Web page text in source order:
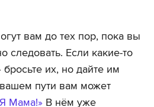
вам до тех пор, пока вы
следовать. Если какие-то
их, но дайте им
пути вам может
Мама!» В нём уже